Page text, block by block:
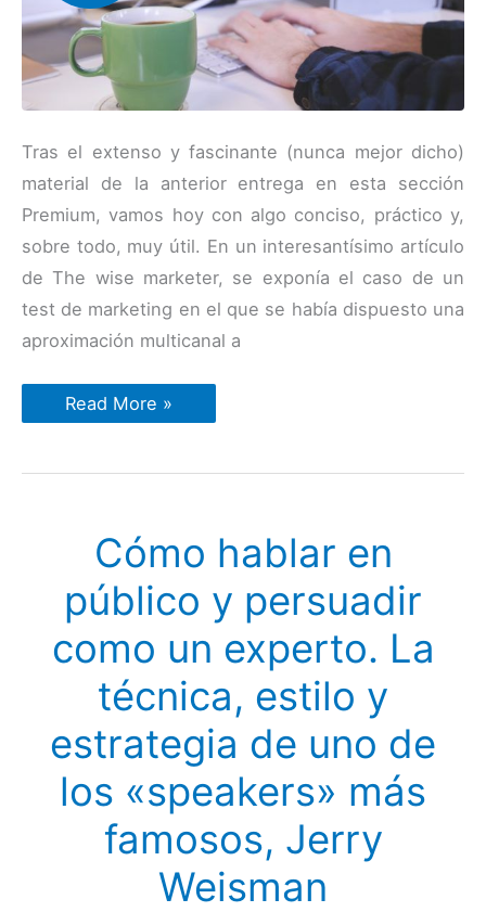
Tras el extenso y fascinante (nunca mejor dicho)
material de la anterior entrega en esta sección
Premium, vamos hoy con algo conciso, práctico y,
sobre todo, muy útil. En un interesantísimo artículo
de The wise marketer, se exponía el caso de un
test de marketing en el que se había dispuesto una
aproximación multicanal a
Caso
de
utilización
multicanal
anuncios
para
captar
interesados
y
resultados
Read More »
Cómo hablar en
público y persuadir
como un experto. La
técnica, estilo y
estrategia de uno de
los «speakers» más
famosos, Jerry
Weisman